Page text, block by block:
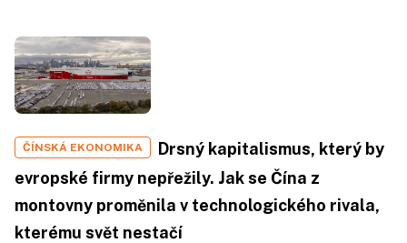
ČÍNSKÁ EKONOMIKA
Drsný kapitalismus, který by
evropské firmy nepřežily. Jak se Čína z
montovny proměnila v technologického rivala,
kterému svět nestačí